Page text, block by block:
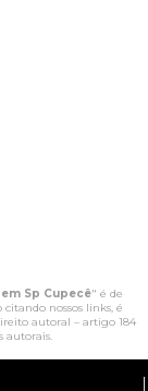
Sp Cupecê" é de
nossos links, é
autoral – artigo 184
autorais.